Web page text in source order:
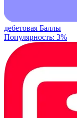
дебетовая Баллы
Популярность: 3%